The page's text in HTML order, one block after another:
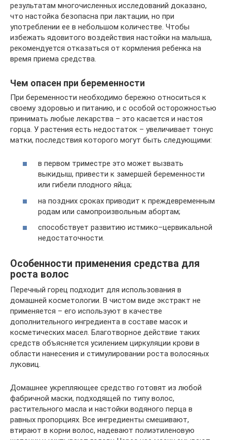
результатам многочисленных исследований доказано,
что настойка безопасна при лактации, но при
употреблении ее в небольшом количестве. Чтобы
избежать ядовитого воздействия настойки на малыша,
рекомендуется отказаться от кормления ребенка на
время приема средства.
Чем опасен при беременности
При беременности необходимо бережно относиться к
своему здоровью и питанию, и с особой осторожностью
принимать любые лекарства – это касается и настоя
горца. У растения есть недостаток – увеличивает тонус
матки, последствия которого могут быть следующими:
в первом триместре это может вызвать
выкидыш, привести к замершей беременности
или гибели плодного яйца;
на поздних сроках приводит к преждевременным
родам или самопроизвольным абортам;
способствует развитию истмико–цервикальной
недостаточности.
Особенности применения средства для
роста волос
Перечный горец подходит для использования в
домашней косметологии. В чистом виде экстракт не
применяется – его используют в качестве
дополнительного ингредиента в составе масок и
косметических масел. Благотворное действие таких
средств объясняется усилением циркуляции крови в
области нанесения и стимулировании роста волосяных
луковиц.
Домашнее укрепляющее средство готовят из любой
фабричной маски, подходящей по типу волос,
растительного масла и настойки водяного перца в
равных пропорциях. Все ингредиенты смешивают,
втирают в корни волос, надевают полиэтиленовую